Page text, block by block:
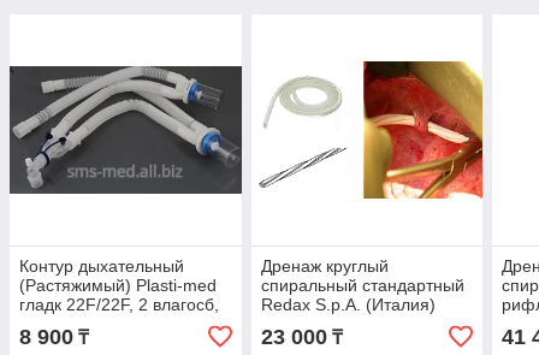
Контур дыхательный
(Растяжимый) Plasti-med
гладк 22F/22F, 2 влагосб,
взр, доп линия
8 900 ₸
Дренаж круглый
спиральный стандартный
Redax S.p.A. (Италия)
23 000₸ 41